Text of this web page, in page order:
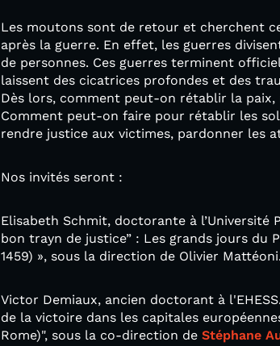
Les moutons sont de retour et cherchent
après la guerre. En effet, les guerres
de personnes. Ces guerres terminent
laissent des cicatrices profondes et des
Dès lors, comment peut-on rétablir la
Comment peut-on faire pour rétablir les
rendre justice aux victimes, pardonner les
Nos invités seront :
Elisabeth Schmit, doctorante à l’Université
bon trayn de justice” : Les grands jours du
1459) », sous la direction de Olivier Mattéoni.
Victor Demiaux, ancien doctorant à
de la victoire dans les capitales
Rome)", sous la co-direction de Stéphane